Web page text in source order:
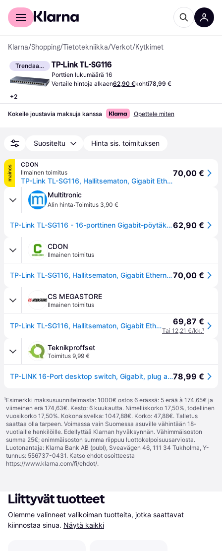
Kuluttajille
Klarna/Shopping/Tietotekniikka/Verkot/Kytkimet
Trendaava
+2
TP-Link TL-SG116
Porttien lukumäärä 16
Vertaile hintoja alkaen62,90 €kohti78,99 €
Kokeile joustavia maksuja kanssa Opettele miten
Suositeltu Hinta sis. toimituksen
mainos
CDON
Ilmainen toimitus
TP-Link TL-SG116, Hallitsematon, Gigabit Ethernet (10/100/1000), Täysin kaksipuolinen
70,00 €
Multitronic
Alin hinta·Toimitus 3,90 €
TP-Link TL-SG116 - 16-porttinen Gigabit-pöytäkytkin, Musta62,90 €
CDON
Ilmainen toimitus
TP-Link TL-SG116, Hallitsematon, Gigabit Ethernet (10/100/1000), Täysin kaksipuolinen70,00 €
CS MEGASTORE
Ilmainen toimitus
TP-Link TL-SG116, Hallitsematon, Gigabit Ethernet (10/100/1000), Täysin kaksipuolinen 69,87 €
Tai 12,21 €/kk.¹
Teknikproffset
Toimitus 9,99 €
TP-LINK 16-Port desktop switch, Gigabit, plug and play, white78,99 €
¹Esimerkki maksusuunnitelmasta: 1000€ ostos 6 erässä: 5 erää à 174,65€ ja
viimeinen erä 174,63€. Kesto: 6 kuukautta. Nimelliskorko 17,50%, todellinen
vuosikorko 17,50%. Kokonaisvelka: 1047,88€. Korko: 47,88€. Talletus
saattaa olla tarpeen. Voimassa vain Suomessa asuville vähintään 18-
vuotiaille henkilöille. Edellyttää Klarnan hyväksynnän. Vähimmäisoston
summa 25€; enimmäisoston summa riippuu luottokelpoisuusarviosta.
Luotonantaja: Klarna Bank AB (publ), Sveavägen 46, 111 34 Tukholma, Y-
tunnus: 556737-0431. Katso ehdot osoitteesta
https://www.klarna.com/fi/ehdot/.
Liittyvät tuotteet
Olemme valinneet valikoiman tuotteita, jotka saattavat
kiinnostaa sinua. Näytä kaikki